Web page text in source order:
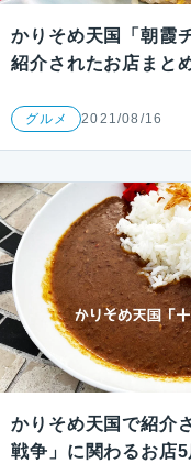
かりそめ天国「朝霞
紹介されたお店まと
グルメ 2021/08/16
かりそめ天国で紹介
戦争」に関わるお店